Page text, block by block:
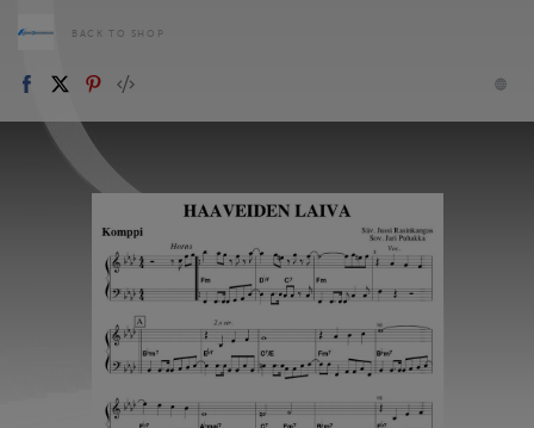
BACK TO SHOP